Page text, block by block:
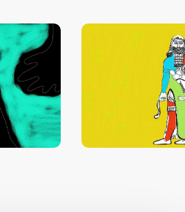
всю жизнь стремится к
терпит неудачу, но в конце
которое его увековечивает. Но
Интересно смотреть,
особенности литературы
с культурой шумеров 3.